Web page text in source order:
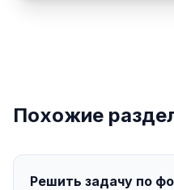
Похожие
Решить задачу по